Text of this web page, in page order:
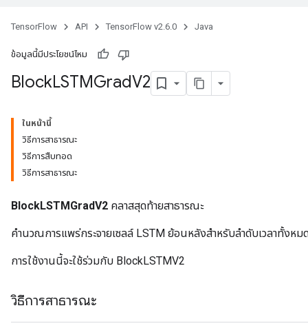
TensorFlow API TensorFlow v2.6.0 Java
ข้อมูลนี้มีประโยชน์ไหม
BlockLSTMGradV2
ในหน้านี้
วิธีการสาธารณะ
วิธีการสืบทอด
วิธีการสาธารณะ
BlockLSTMGradV2 คลาสสุดท้ายสาธารณะ
คำนวณการแพร่กระจายเซลล์ LSTM ย้อนหลังสำหรับลำดับเวลาทั้งหม
การใช้งานนี้จะใช้ร่วมกับ BlockLSTMV2
วิธีการสาธารณะ